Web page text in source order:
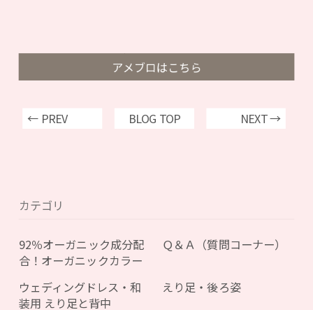
アメブロはこちら
← PREV BLOG TOP NEXT →
カテゴリ
92％オーガニック成分配
合！オーガニックカラー
Ｑ＆Ａ（質問コーナー）
ウェディングドレス・和
装用 えり足と背中
えり足・後ろ姿